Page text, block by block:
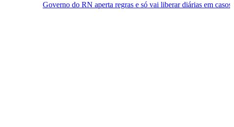
Governo do RN aperta regras e só vai liberar diárias em casos ‘essenciais’